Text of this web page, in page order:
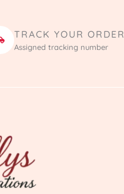
TRACK YOUR ORDER
Assigned tracking number